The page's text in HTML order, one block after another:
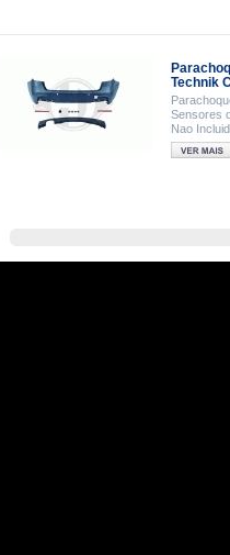
Technik
Sensores
Nao